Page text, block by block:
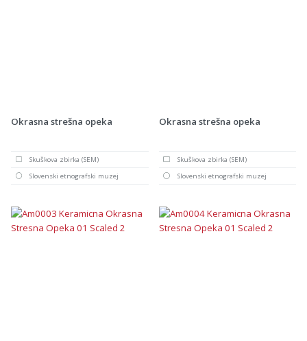
Okrasna strešna opeka
Skuškova zbirka (SEM)
Slovenski etnografski muzej
Okrasna strešna opeka
Skuškova zbirka (SEM)
Slovenski etnografski muzej